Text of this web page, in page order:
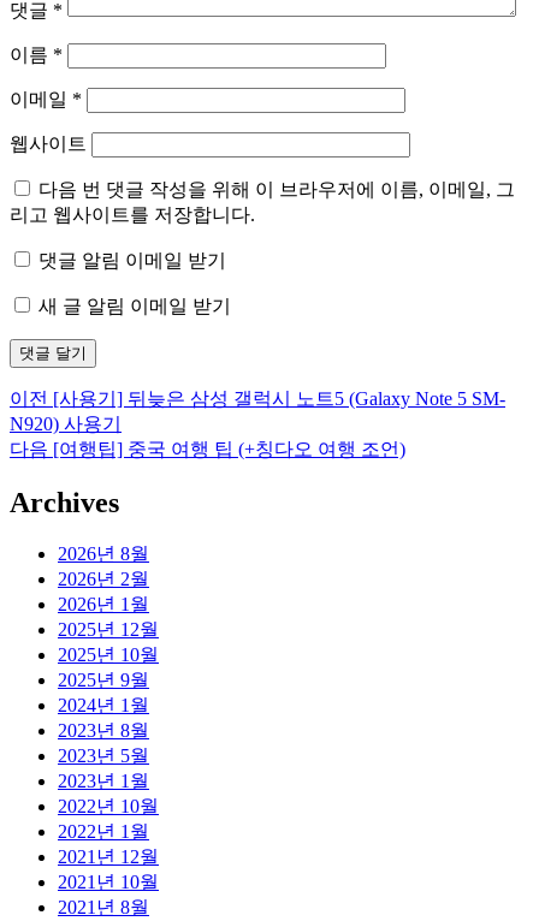
댓글 *
이름 *
이메일 *
웹사이트
다음 번 댓글 작성을 위해 이 브라우저에 이름, 이메일, 그
리고 웹사이트를 저장합니다.
댓글 알림 이메일 받기
새 글 알림 이메일 받기
글
탐
이전 이
전
글:
[사용기] 뒤늦은 삼성 갤럭시 노트5 (Galaxy Note 5 SM-
N920) 사용기
다음 다
글:
[여행팁] 중국 여행 팁 (+칭다오 여행 조언)
Archives
2026년 8월
2026년 2월
2026년 1월
2025년 12월
2025년 10월
2025년 9월
2024년 1월
2023년 8월
2023년 5월
2023년 1월
2022년 10월
2022년 1월
2021년 12월
2021년 10월
2021년 8월